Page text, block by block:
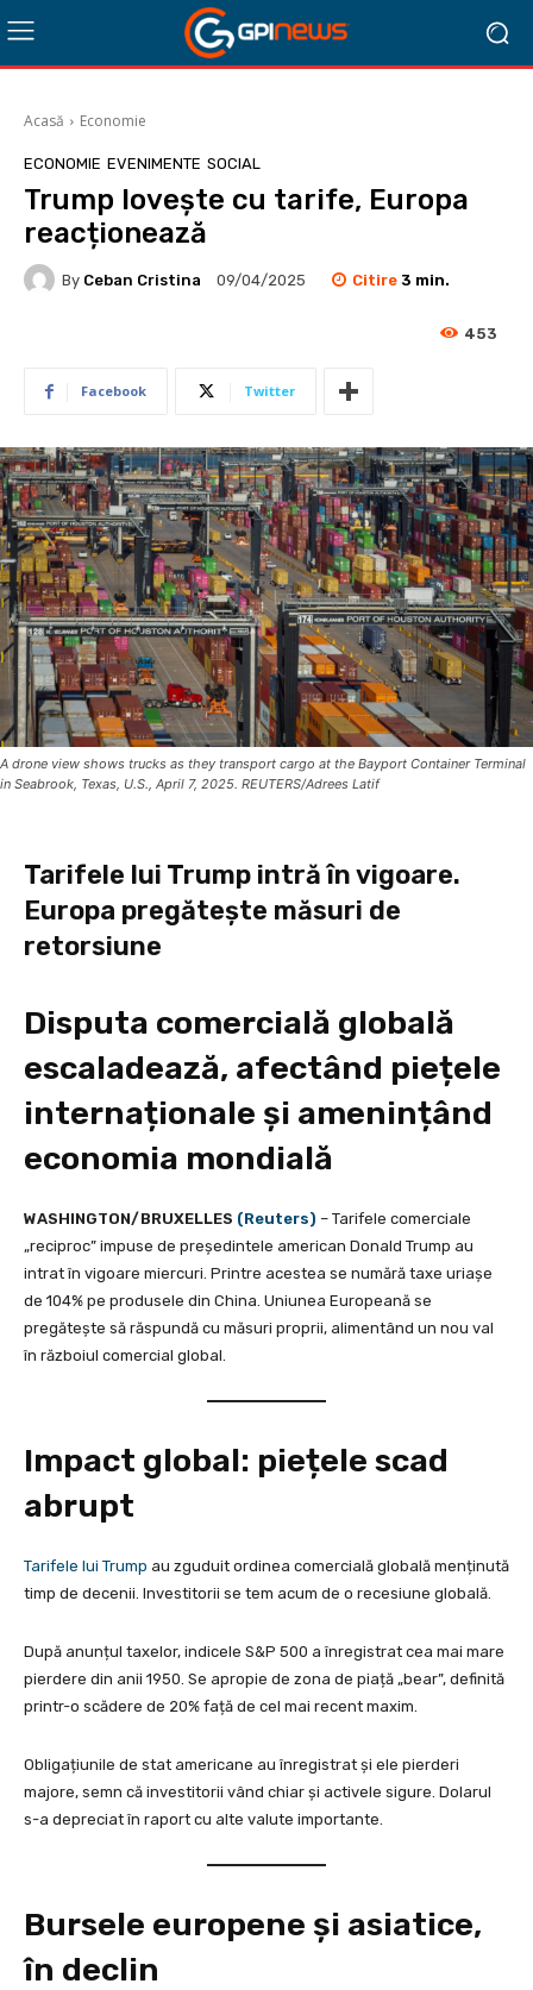
Acasă Economie
ECONOMIE EVENIMENTE SOCIAL
Trump lovește cu tarife, Europa
reacționează
By Ceban Cristina 09/04/2025 Citire 3 min.
453
Facebook Twitter
A drone view shows trucks as they transport cargo at the Bayport Container Terminal
in Seabrook, Texas, U.S., April 7, 2025. REUTERS/Adrees Latif
Tarifele lui Trump intră în vigoare.
Europa pregătește măsuri de
retorsiune
Disputa comercială globală
escaladează, afectând piețele
internaționale și amenințând
economia mondială
WASHINGTON/BRUXELLES (Reuters) – Tarifele comerciale
„reciproc” impuse de președintele american Donald Trump au
intrat în vigoare miercuri. Printre acestea se numără taxe uriașe
de 104% pe produsele din China. Uniunea Europeană se
pregătește să răspundă cu măsuri proprii, alimentând un nou val
în războiul comercial global.
Impact global: piețele scad
abrupt
Tarifele lui Trump au zguduit ordinea comercială globală menținută
timp de decenii. Investitorii se tem acum de o recesiune globală.
După anunțul taxelor, indicele S&P 500 a înregistrat cea mai mare
pierdere din anii 1950. Se apropie de zona de piață „bear”, definită
printr-o scădere de 20% față de cel mai recent maxim.
Obligațiunile de stat americane au înregistrat și ele pierderi
majore, semn că investitorii vând chiar și activele sigure. Dolarul
s-a depreciat în raport cu alte valute importante.
Bursele europene și asiatice,
în declin